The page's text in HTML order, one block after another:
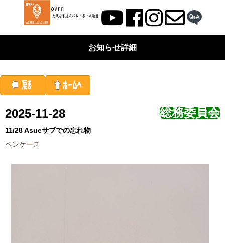
お知らせ詳細
2025-11-28 総務委員会
11/28 Asueサブでの忘れ物
ペンケース